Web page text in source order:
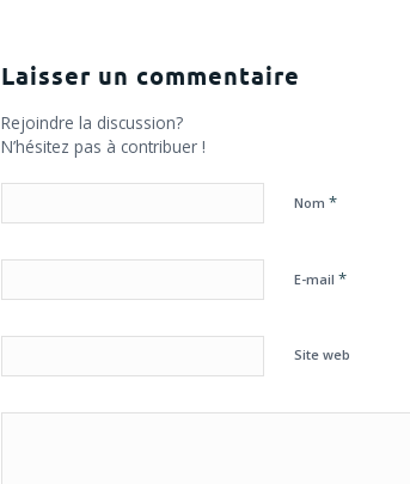
Laisser un commentaire
Rejoindre la discussion?
N’hésitez pas à contribuer !
Nom *
E-mail *
Site web